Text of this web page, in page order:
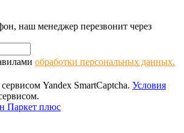
наш менеджер перезвонит через
обработки персональных данных.
Yandex SmartCaptcha. Условия